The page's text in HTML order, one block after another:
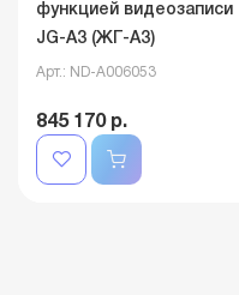
функцией видеозаписи
JG-A3 (ЖГ-А3)
Арт.: ND-A006053
845 170 р.